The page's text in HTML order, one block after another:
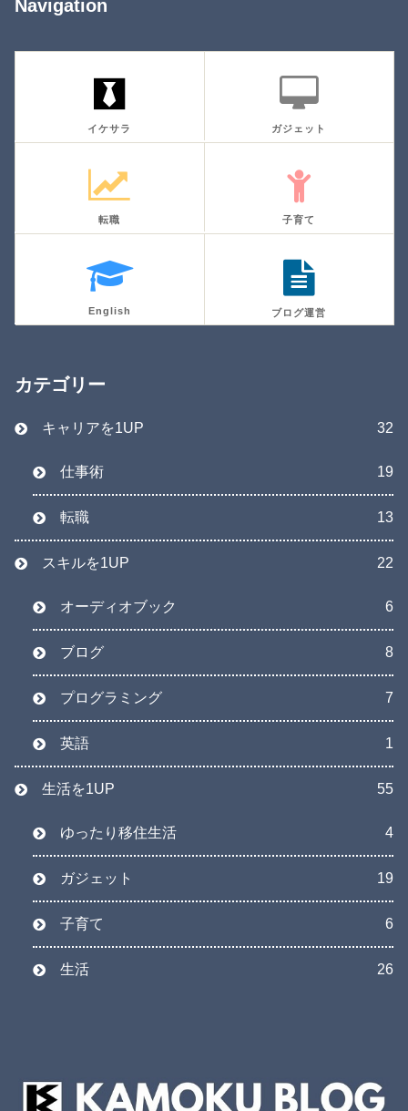
Navigation
イケサラ ガジェット
転職 子育て
English ブログ運営
カテゴリー
キャリアを1UP 32
仕事術 19
転職 13
スキルを1UP 22
オーディオブック 6
ブログ 8
プログラミング 7
英語 1
生活を1UP 55
ゆったり移住生活 4
ガジェット 19
子育て 6
生活 26